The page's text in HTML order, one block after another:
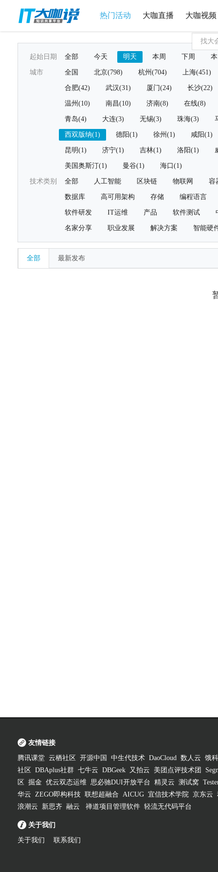
热门活动 大咖直播 大咖视频
起始日期 全部 今天 明天 本周 下周
城市 全国 北京(798) 杭州(704) 上海(451)
合肥(42) 武汉(31) 厦门(24) 长沙(22)
温州(10) 南昌(10) 济南(8) 在线(8)
青岛(4) 大连(3) 无锡(3) 珠海(3)
西双版纳(1) 德阳(1) 徐州(1) 咸阳(1)
昆明(1) 济宁(1) 吉林(1) 洛阳(1)
美国奥斯汀(1) 曼谷(1) 海口(1)
技术类别 全部 人工智能 区块链 物联网 容
数据库 高可用架构 存储 编程语言
软件研发 IT运维 产品 软件测试
名家分享 职业发展 解决方案 智能硬
全部 最新发布
友情链接
腾讯课堂 云栖社区 开源中国 中生代技术 DaoCloud 数人云 饿
社区
DBAplus社群 七牛云 DBGeek 又拍云 美团点评技术团
区
掘金 优云双态运维 思必驰DUI开放平台 精灵云 测试窝
华云 ZEGO即构科技 联想超融合 AICUG 宜信技术学院 京东云
浪潮云
新思齐 融云 禅道项目管理软件 轻流无代码平台
关于我们
关于我们 联系我们